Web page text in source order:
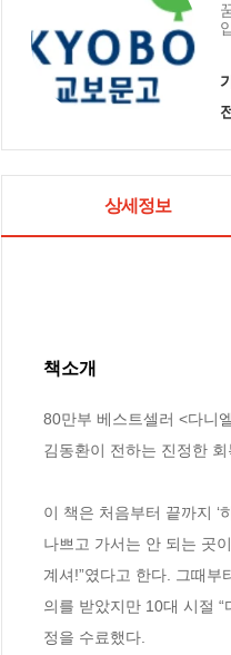
상세정보
책소개
80만부 베스트셀러 <다니
김동환이 전하는 진정한
이 책은 처음부터 끝까지 ‘
나쁘고 가서는 안 되는 곳
계셔!”였다고 한다. 그때
의를 받았지만 10대 시절
정을 수료했다.